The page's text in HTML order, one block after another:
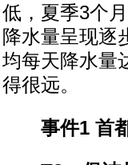
低，夏季3个
降水量呈现逐
均每天降水量
得很远。
事件1 首